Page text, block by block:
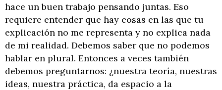
hace un buen trabajo pensando juntas. Eso
requiere entender que hay cosas en las que tu
explicación no me representa y no explica nada
de mi realidad. Debemos saber que no podemos
hablar en plural. Entonces a veces también
debemos preguntarnos: ¿nuestra teoría, nuestras
ideas, nuestra práctica, da espacio a la